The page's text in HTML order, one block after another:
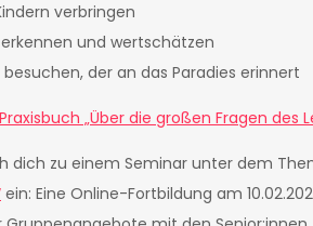
verbringen
und wertschätzen
besuchen, der an das Paradies erinnert
„Über die großen Fragen des
dich zu einem Seminar unter dem
ein: Eine Online-Fortbildung am